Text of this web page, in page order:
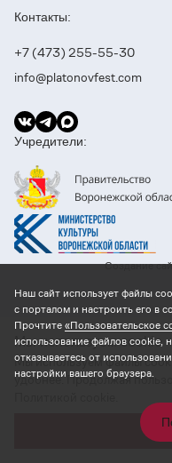
Платоновская
Отчеты и
Контакты:
+7 (473) 255-55-30
info@platonovfest.com
Учредители:
Создание
Наш сайт использует файлы
с порталом и настроить его в
Прочтите «Пользовательское
использование файлов cookie,
отказываетесь от
настройки вашего браузера.
Мы используем cookie
Мы используем файлы
удобнее. Продолжая